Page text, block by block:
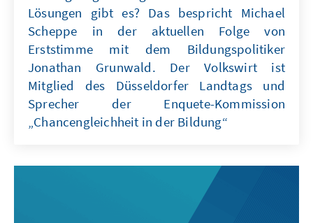
Lösungen gibt es? Das bespricht Michael
Scheppe in der aktuellen Folge von
Erststimme mit dem Bildungspolitiker
Jonathan Grunwald. Der Volkswirt ist
Mitglied des Düsseldorfer Landtags und
Sprecher der Enquete-Kommission
„Chancengleichheit in der Bildung“